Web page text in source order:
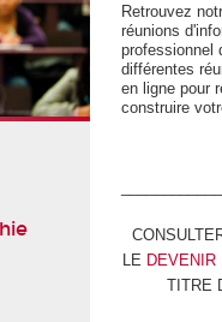
de
lors de
Retrouvez
réunions
professionnel
différentes
en ligne pour
construire
LE
TITRE